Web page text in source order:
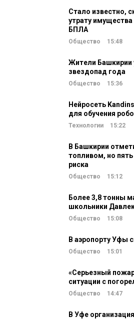
Стало известно,
утрату
БПЛА
Общество 15:48
Жители Башкирии
звездопад года
Общество 15:36
Нейросеть
для обучения
Технологии 15:22
В Башкирии
топливом, но
риска
Общество 15:12
Более 3,8 тонны
школьники
Общество 15:08
В аэропорту Уфы
Общество 15:01
«Серьезный
ситуации с
Общество 14:47
В Уфе